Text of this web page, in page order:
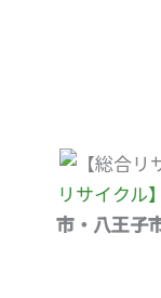
リサイクル
市・八王子